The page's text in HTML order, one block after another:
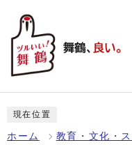
現在位置
ホーム 教育・文化・